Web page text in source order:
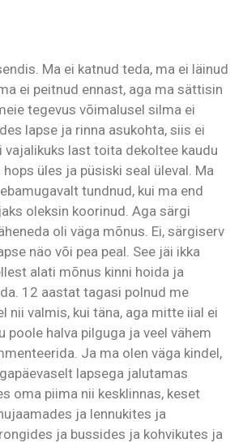
Ma ei katnud teda, ma ei läinud
ei peitnud ennast, aga ma sättisin
tegevus võimalusel silma ei
lapse ja rinna asukohta, siis ei
vajalikuks last toita dekoltee kaudu
üles ja püsiski seal üleval. Ma
tundnud, kui ma end
oleksin koorinud. Aga särgi
oli väga mõnus. Ei, särgiserv
näo või pea peal. See jäi ikka
alati mõnus kinni hoida ja
12 aastat tagasi polnud me
nii valmis, kui täna, aga mitte iial ei
poole halva pilguga ja veel vähem
Ja ma olen väga kindel,
lapsega jalutamas
oma piima nii kesklinnas, keset
ja lennukites ja
ja bussides ja kohvikutes ja